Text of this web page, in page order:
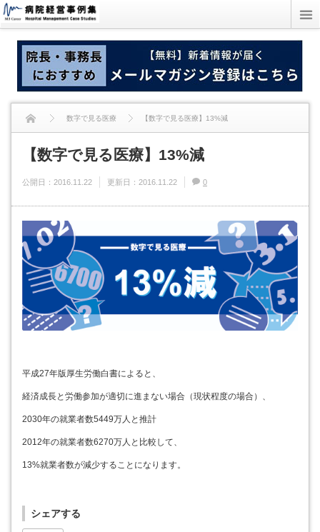
数字で見る医療 【数字で見る医療】13%減
【数字で見る医療】13%減
公開日： 2016.11.22 更新日： 2016.11.22 0
平成27年版厚生労働白書によると、
経済成長と労働参加が適切に進まない場合（現状程度の場合）、
2030年の就業者数5449万人と推計
2012年の就業者数6270万人と比較して、
13%就業者数が減少することになります。
シェアする